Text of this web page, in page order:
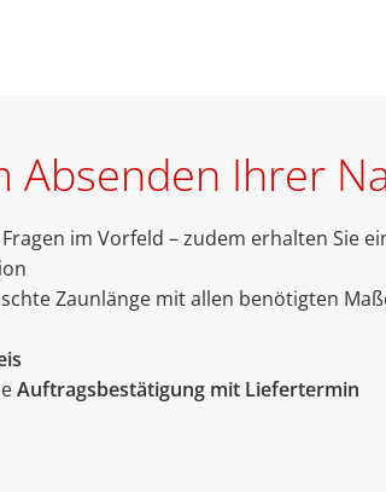
Absenden Ihrer
im Vorfeld – zudem erhalten Sie
Zaunlänge mit allen benötigten
Auftragsbestätigung mit Liefertermin